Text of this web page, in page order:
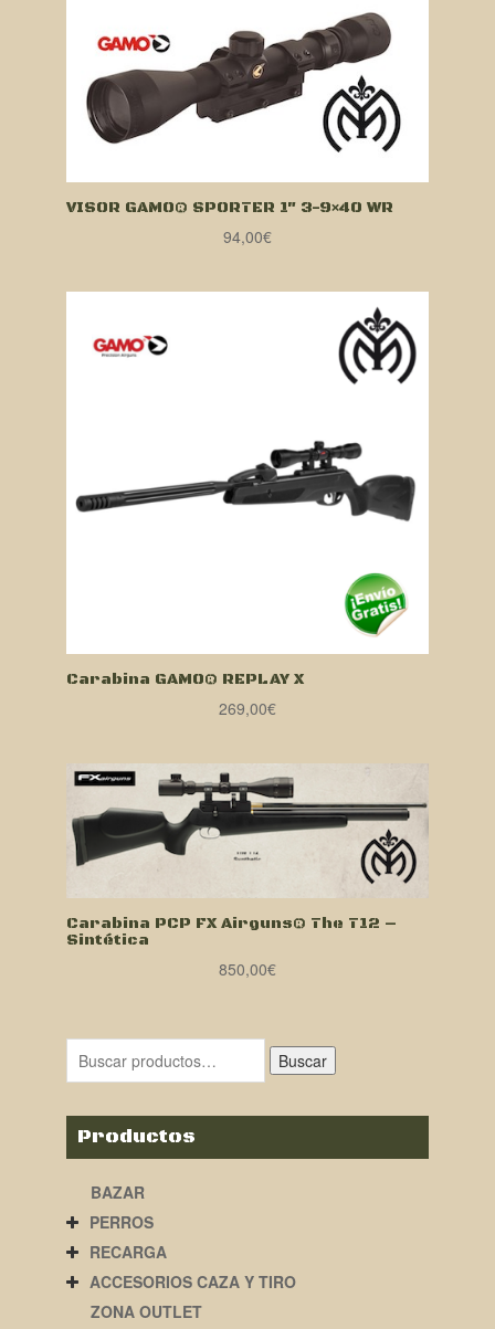
VISOR GAMO® SPORTER 1″ 3-9×40 WR
94,00€
Carabina GAMO® REPLAY X
269,00€
Carabina PCP FX Airguns® The T12 –
Sintética
850,00€
Buscar
Productos
BAZAR
PERROS
RECARGA
ACCESORIOS CAZA Y TIRO
ZONA OUTLET